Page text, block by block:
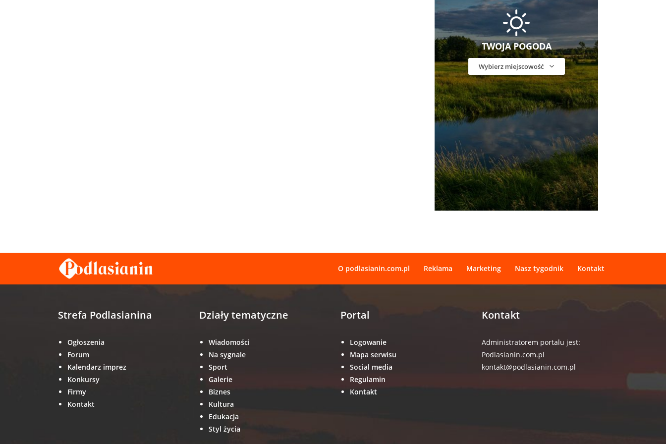
TWOJA POGODA
Wybierz miejscowość
O podlasianin.com.pl Reklama Marketing Nasz tygodnik Kontakt
Strefa Podlasianina
Ogłoszenia
Forum
Kalendarz imprez
Konkursy
Firmy
Kontakt
Działy tematyczne
Wiadomości
Na sygnale
Sport
Galerie
Biznes
Kultura
Edukacja
Styl życia
Portal
Logowanie
Mapa serwisu
Social media
Regulamin
Kontakt
Kontakt
Administratorem portalu jest:
Podlasianin.com.pl
kontakt@podlasianin.com.pl